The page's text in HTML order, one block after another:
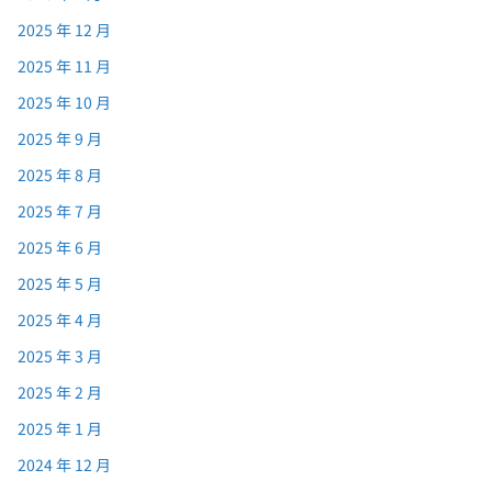
2025 年 12 月
2025 年 11 月
2025 年 10 月
2025 年 9 月
2025 年 8 月
2025 年 7 月
2025 年 6 月
2025 年 5 月
2025 年 4 月
2025 年 3 月
2025 年 2 月
2025 年 1 月
2024 年 12 月